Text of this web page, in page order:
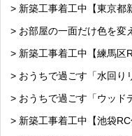
> 新築工事着工中【東京都
> お部屋の一面だけ色を変
> 新築工事着工中【練馬区
> おうちで過ごす「水回り
> おうちで過ごす「ウッド
> 新築工事着工中【池袋RC